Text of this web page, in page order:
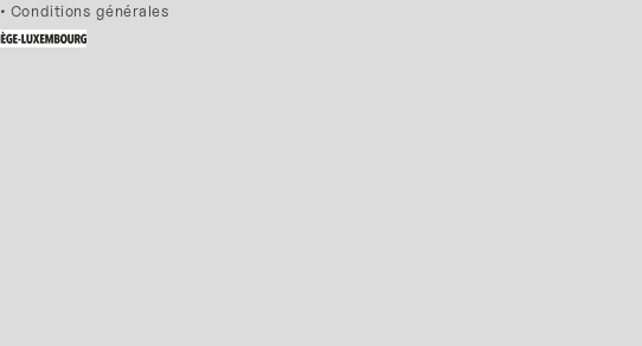
• Conditions générales